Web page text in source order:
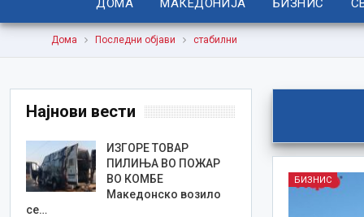
ДОМА МАКЕДОНИЈА БИЗНИС
Дома Последни објави стабилни
БИЗНИС
Најнови вести
ИЗГОРЕ ТОВАР
ПИЛИЊА ВО ПОЖАР
ВО КОМБЕ
Македонско возило
се…